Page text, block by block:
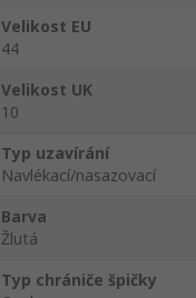
Velikost EU
44
Velikost UK
10
Typ uzavírání
Navlékací/nasazovací
Barva
Žlutá
Typ chrániče špičky